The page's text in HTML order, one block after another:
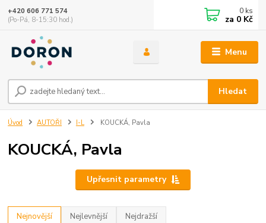
Menu
Hledat
+420 606 771 574
(Po-Pá, 8-15:30 hod.)
0 ks
za 0 Kč
Úvod AUTOŘI I-L KOUCKÁ, Pavla
KOUCKÁ, Pavla
Upřesnit parametry
Nejnovější Nejlevnější Nejdražší